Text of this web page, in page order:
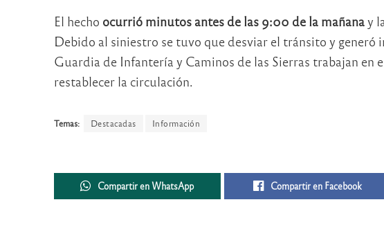
El hecho ocurrió minutos antes de las 9:00 de la mañanay
Debido al siniestro se tuvo que desviar el tránsito y generó
Guardia de Infantería y Caminos de las Sierras trabajan en
restablecer la circulación.
Temas: Destacadas Información
Compartir en WhatsApp Compartir en Facebook